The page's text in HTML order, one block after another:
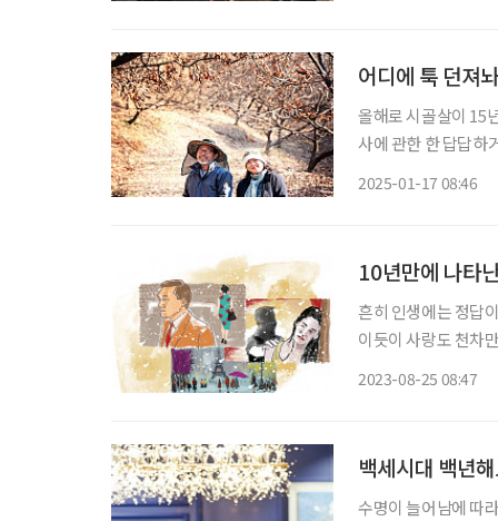
어디에 툭 던져
올해로 시골살이 15
사에 관한 한 답답하
2025-01-17 08:46
10년만에 나타
흔히 인생에는 정답
이듯이 사랑도 천차
2023-08-25 08:47
백세시대 백년
수명이 늘어남에 따